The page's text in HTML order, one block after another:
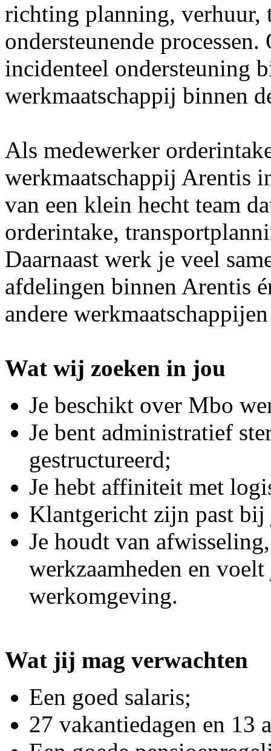
richting planning, verhuur,
ondersteunende
incidenteel ondersteuning
werkmaatschappij binnen
Als medewerker
werkmaatschappij Arentis
van een klein hecht team
orderintake,
Daarnaast werk je veel
afdelingen binnen Arentis
andere
Wat wij zoeken in jou
Je beschikt over Mbo
Je bent administratief
gestructureerd;
Je hebt affiniteit met
Klantgericht zijn past
Je houdt van
werkzaamheden en
werkomgeving.
Wat jij mag verwachten
Een goed salaris;
27 vakantiedagen en 13